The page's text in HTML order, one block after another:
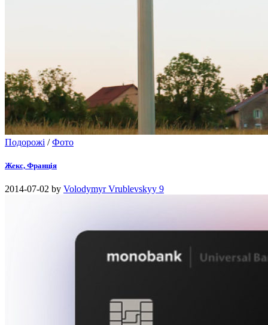
Подорожі /Фото
Жекс, Франція
2014-07-02 by Volodymyr Vrublevskyy 9